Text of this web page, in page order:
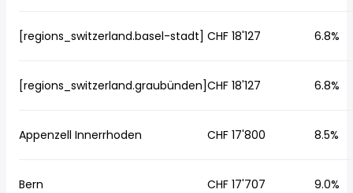
[regions_switzerland.basel-stadt] CHF 18'127 6.8%
[regions_switzerland.graubünden]CHF 18'127 6.8%
Appenzell Innerrhoden CHF 17'800 8.5%
Bern CHF 17'707 9.0%